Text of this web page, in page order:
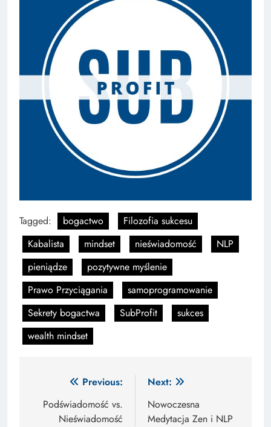
Tagged: bogactwo
Filozofia sukcesu
Kabalista
mindset nieświadomość
NLP
pieniądze
pozytywne myślenie
Prawo Przyciągania
samoprogramowanie
Sekrety bogactwa
SubProfit
sukces
wealth mindset
Nawigacja
wpisu
Previous:
Podświadomość vs.
Nieświadomość
Next:
Nowoczesna
Medytacja Zen i NLP